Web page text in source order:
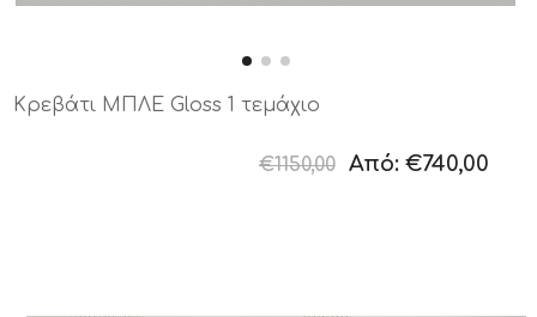
Κρεβάτι ΜΠΛΕ Gloss 1 τεμάχιο
€1150,00 Από: €740,00